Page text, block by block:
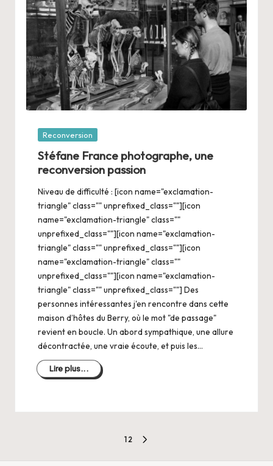
Posté
Reconversion
Stéfane France photographe, une
reconversion passion
Niveau de difficulté : [icon name="exclamation-
triangle" class="" unprefixed_class=""][icon
name="exclamation-triangle" class=""
unprefixed_class=""][icon name="exclamation-
triangle" class="" unprefixed_class=""][icon
name="exclamation-triangle" class=""
unprefixed_class=""][icon name="exclamation-
triangle" class="" unprefixed_class=""] Des
personnes intéressantes j'en rencontre dans cette
maison d’hôtes du Berry, où le mot "de passage"
revient en boucle. Un abord sympathique, une allure
décontractée, une vraie écoute, et puis les…
Lire plus...
1 2